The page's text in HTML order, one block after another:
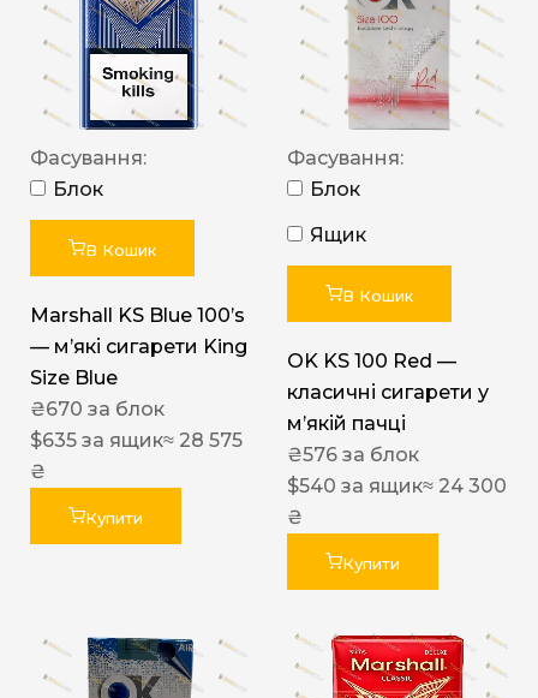
Фасування:
Блок
В Кошик
Marshall KS Blue 100’s
— м’які сигарети King
Size Blue
₴670 за блок
$635 за ящик≈ 28 575
₴
Купити
Фасування:
Блок
Ящик
В Кошик
OK KS 100 Red —
класичні сигарети у
м’якій пачці
₴576 за блок
$540 за ящик≈ 24 300
₴
Купити